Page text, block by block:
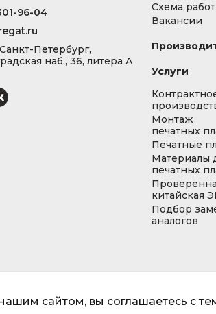
сайтом, вы соглашаетесь с
96-04
Санкт-Петербург,
наб., 36, литера А
Схема
Вакансии
Услуги
Монтаж
печатных
Печатные
Материалы
печатных
китайская
Подбор
аналогов